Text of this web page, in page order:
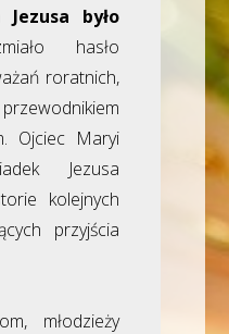
było
hasło
roratnich,
Ojciec Maryi
Jezusa
kolejnych
przyjścia
młodzieży